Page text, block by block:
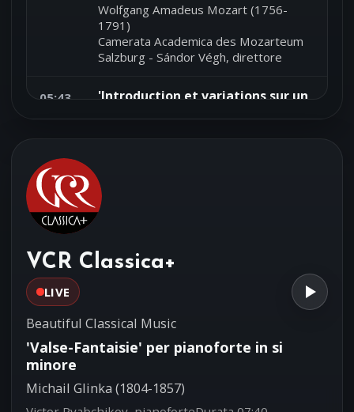
Wolfgang Amadeus Mozart (1756-
1791)
Camerata Academica des Mozarteum
Salzburg - Sándor Végh, direttore
05:43
'Introduction et variations sur un
05:34
Concerto grosso in si bemolle
Maggiore No.1 Op.3
Ensemble 'Silete Venti!' - Corrado
Rovaris, direttore
VCR Classica+
LIVE
Beautiful Classical Music
'Valse-Fantaisie' per pianoforte in si
minore
Michail Glinka (1804-1857)